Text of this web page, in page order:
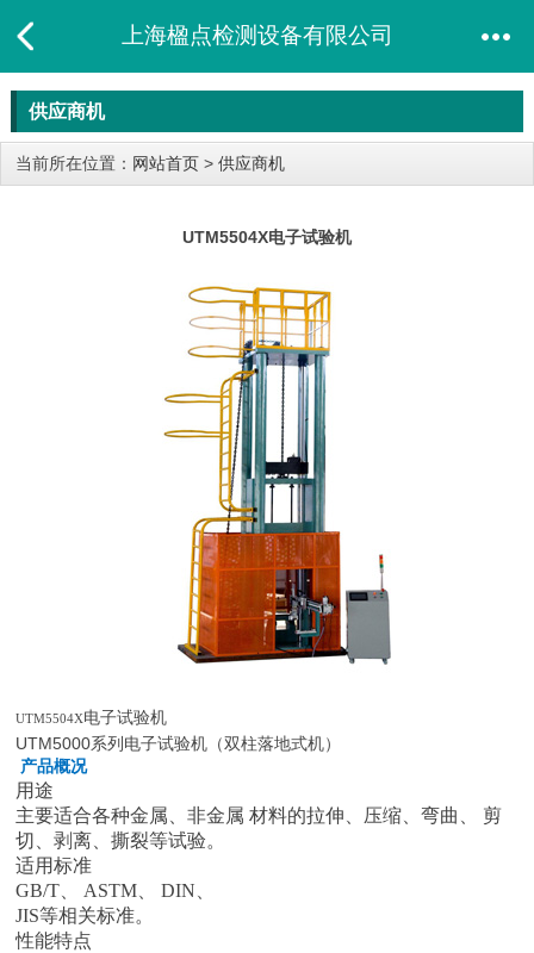
上海楹点检测设备有限公司
供应商机
当前所在位置： 网站首页 > 供应商机
UTM5504X​电子试验机
UTM5504X电子试验机
UTM5000系列电子试验机（双柱落地式机）
产品概况
用途
主要适合各种金属、非金属 材料的拉伸、压缩、弯曲、 剪
切、剥离、撕裂等试验。
适用标准
GB/T、 ASTM、 DIN、
JIS等相关标准。
性能特点